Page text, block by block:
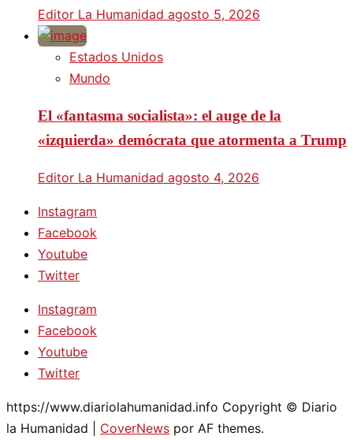
Editor La Humanidad agosto 5, 2026
Estados Unidos
Mundo
El «fantasma socialista»: el auge de la
«izquierda» demócrata que atormenta a Trump
Editor La Humanidad agosto 4, 2026
Instagram
Facebook
Youtube
Twitter
Instagram
Facebook
Youtube
Twitter
https://www.diariolahumanidad.info Copyright © Diario
la Humanidad
CoverNews por AF themes.